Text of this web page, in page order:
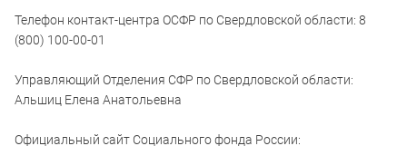
Телефон контакт-центра ОСФР по Свердловской области: 8
(800) 100-00-01
Управляющий Отделения СФР по Свердловской области:
Альшиц Елена Анатольевна
Официальный сайт Социального фонда России: